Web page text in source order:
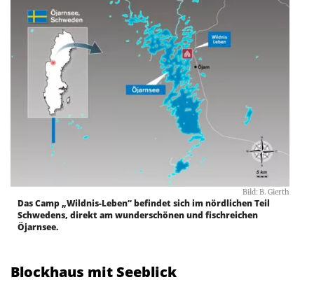
Bild: B. Gierth
Das Camp „Wildnis-Leben“ befindet sich im nördlichen Teil
Schwedens, direkt am wunderschönen und fischreichen
Öjarnsee.
Blockhaus mit Seeblick